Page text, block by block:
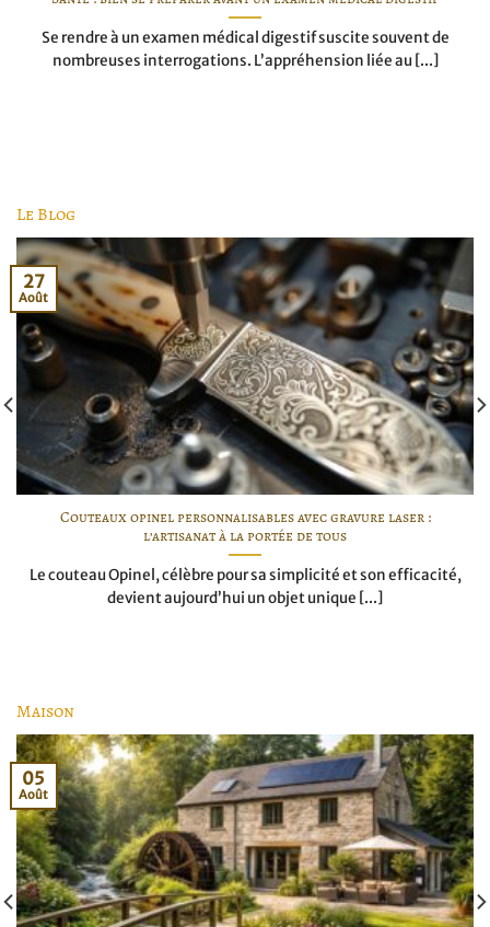
Se rendre à un examen médical digestif suscite souvent de
nombreuses interrogations. L’appréhension liée au [...]
Le Blog
Couteaux opinel personnalisables avec gravure laser :
l’artisanat à la portée de tous
Le couteau Opinel, célèbre pour sa simplicité et son efficacité,
devient aujourd’hui un objet unique [...]
27
Août
Maison
05
Août